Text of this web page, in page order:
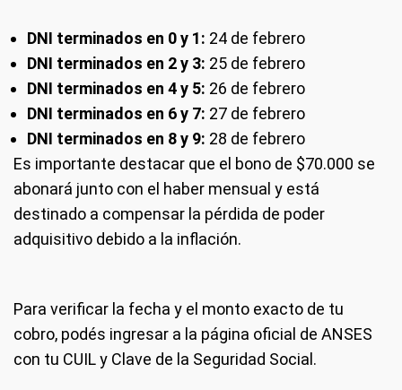
DNI terminados en 0 y 1: 24 de febrero
DNI terminados en 2 y 3: 25 de febrero
DNI terminados en 4 y 5: 26 de febrero
DNI terminados en 6 y 7: 27 de febrero
DNI terminados en 8 y 9: 28 de febrero
Es importante destacar que el bono de $70.000 se
abonará junto con el haber mensual y está
destinado a compensar la pérdida de poder
adquisitivo debido a la inflación.
Para verificar la fecha y el monto exacto de tu
cobro, podés ingresar a la página oficial de ANSES
con tu CUIL y Clave de la Seguridad Social.